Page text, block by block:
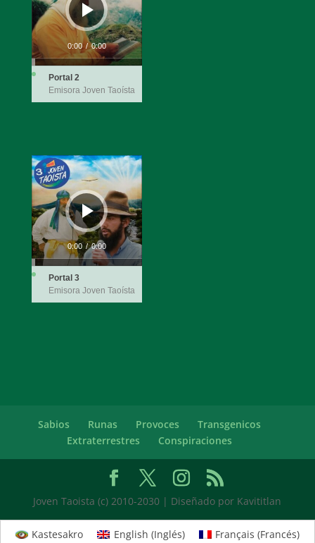
0:00 / 0:00
Portal 2
Emisora Joven Taoísta
Reproductor
de
audio
0:00 / 0:00
Portal 3
Emisora Joven Taoísta
Sabios Runas Provoces
Transgenicos
Extraterrestres
Conspiraciones
Joven Taoista (c) 2010-2030 | Diseñado por Kavititlan
Kastesakro English (Inglés) Français (Francés)